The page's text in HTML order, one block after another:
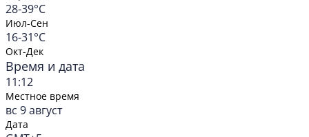
28-39°C
Июл-Сен
16-31°C
Окт-Дек
Время и дата
11:12
Местное время
вс 9 август
Дата